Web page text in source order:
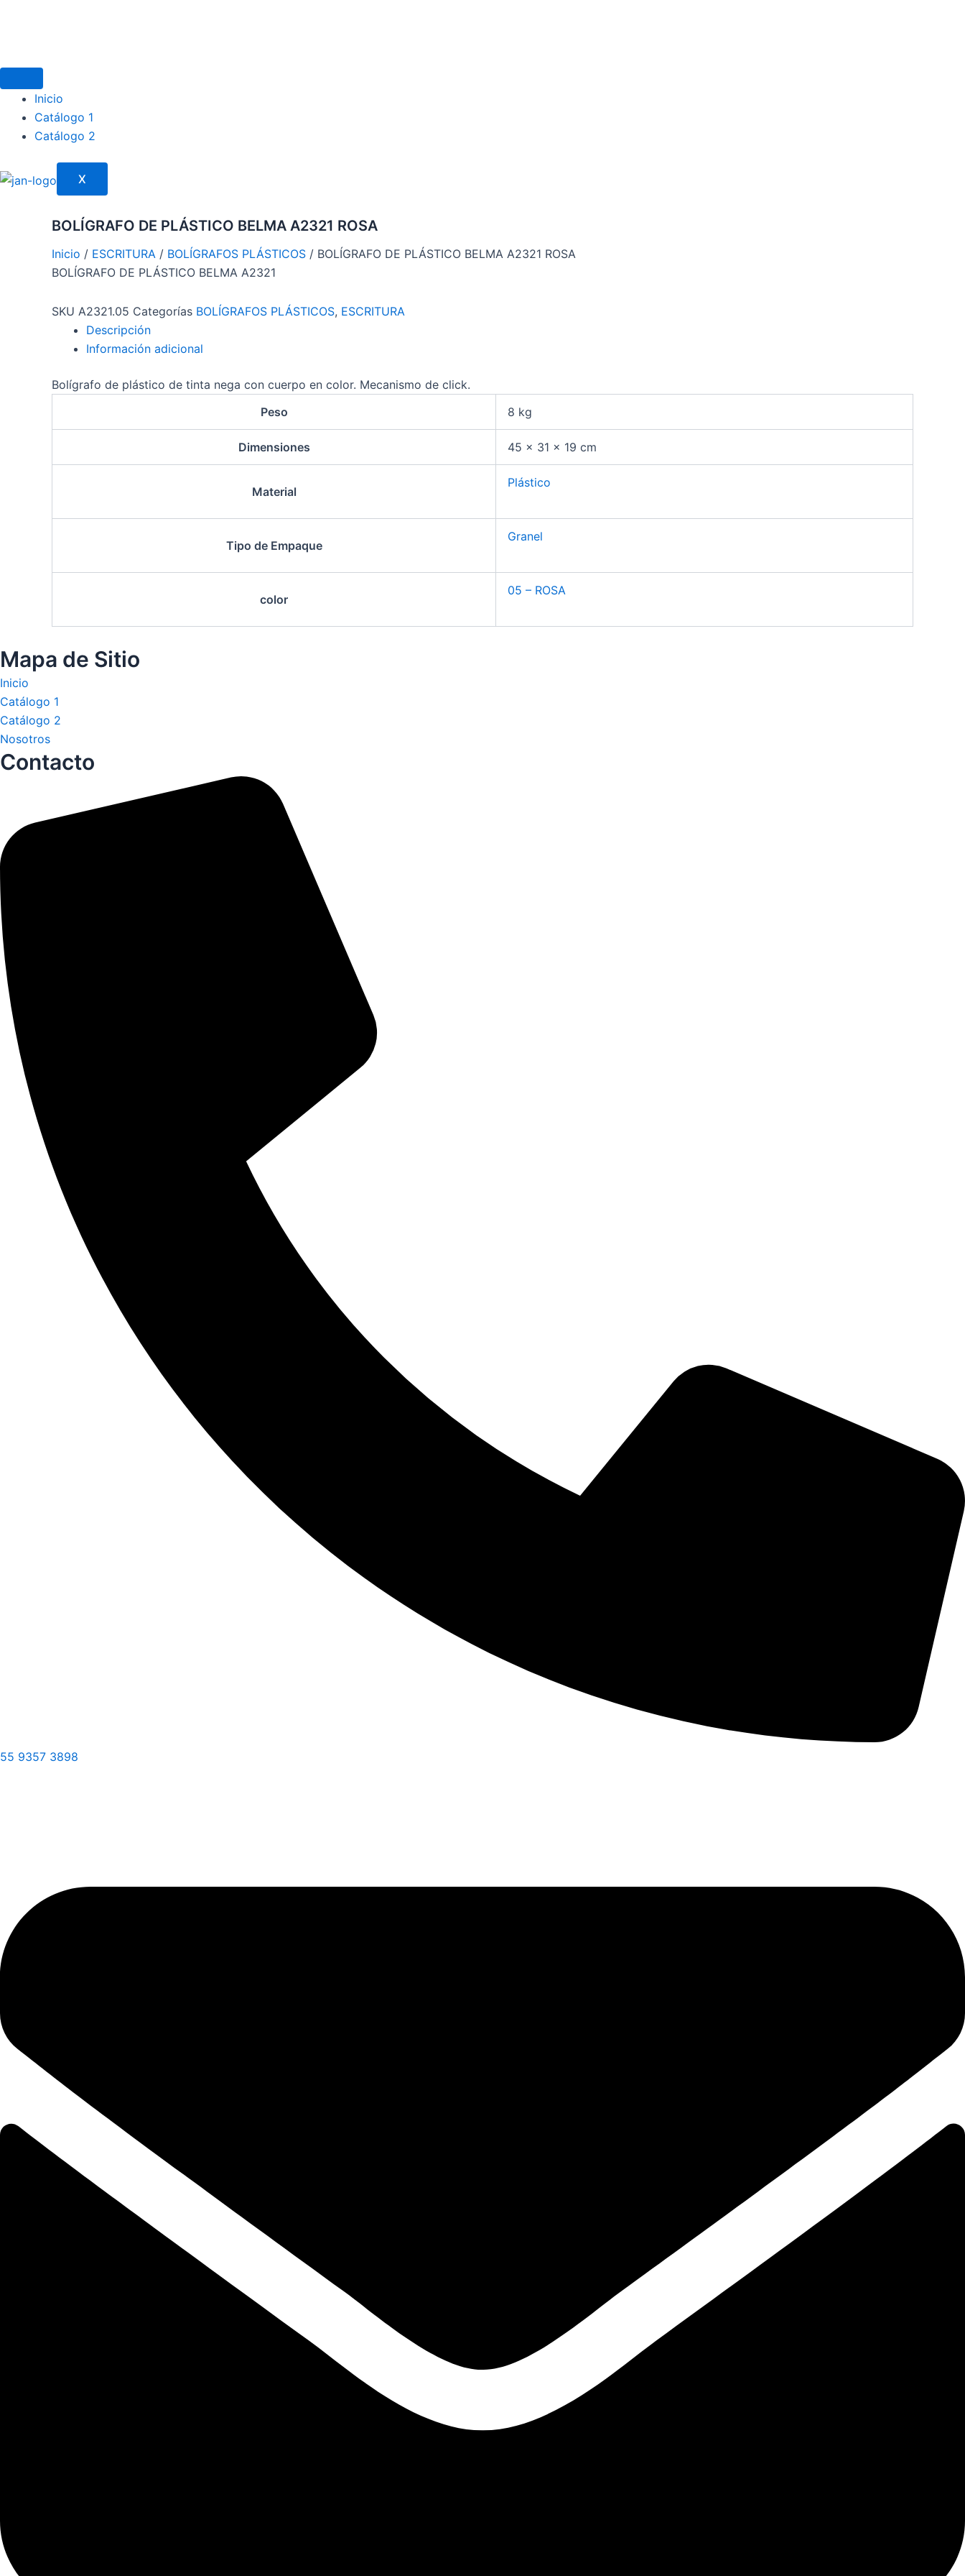
Inicio
Catálogo 1
Catálogo 2
X
BOLÍGRAFO DE PLÁSTICO BELMA A2321 ROSA
Inicio / ESCRITURA / BOLÍGRAFOS PLÁSTICOS / BOLÍGRAFO DE PLÁSTICO BELMA A2321 ROSA
BOLÍGRAFO DE PLÁSTICO BELMA A2321
SKU A2321.05 Categorías BOLÍGRAFOS PLÁSTICOS, ESCRITURA
Descripción
Información adicional
Bolígrafo de plástico de tinta nega con cuerpo en color. Mecanismo de click.
Peso
8 kg
Dimensiones 45 × 31 × 19 cm
Material
Plástico
Tipo de Empaque
Granel
color
05 – ROSA
Mapa de Sitio
Inicio
Catálogo 1
Catálogo 2
Nosotros
Contacto
55 9357 3898